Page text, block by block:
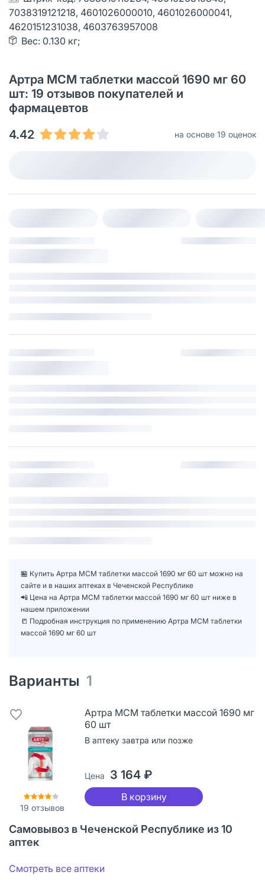
7038319121218, 4601026000010, 4601026000041,
4620151231038, 4603763957008
Вес: 0.130 кг;
Артра МСМ таблетки массой 1690 мг 60
шт: 19 отзывов покупателей и
фармацевтов
4.42
на основе 19 оценок
🏪 Купить Артра МСМ таблетки массой 1690 мг 60 шт можно на
сайте и в наших аптеках в Чеченской Республике
📲 Цена на Артра МСМ таблетки массой 1690 мг 60 шт ниже в
нашем приложении
📒 Подробная инструкция по применению Артра МСМ таблетки
массой 1690 мг 60 шт
Варианты 1
19 отзывов
Артра МСМ таблетки массой 1690 мг
60 шт
В аптеку завтра или позже
Цена 3 164 ₽
В корзину
Самовывоз в Чеченской Республике из 10
аптек
Смотреть все аптеки